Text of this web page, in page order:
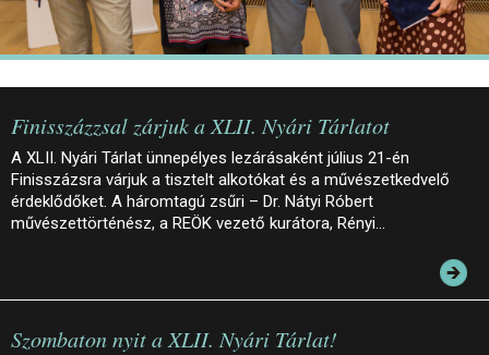
Finisszázzsal zárjuk a XLII. Nyári Tárlatot
A XLII. Nyári Tárlat ünnepélyes lezárásaként július 21-én
Finisszázsra várjuk a tisztelt alkotókat és a művészetkedvelő
érdeklődőket. A háromtagú zsűri – Dr. Nátyi Róbert
művészettörténész, a REÖK vezető kurátora, Rényi…
Szombaton nyit a XLII. Nyári Tárlat!